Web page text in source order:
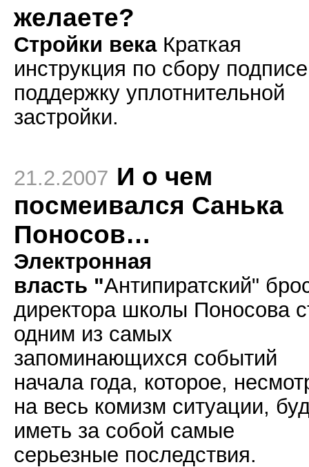
желаете?
Стройки векаКраткая
инструкция по сбору
поддержку уплотнительной
застройки.
21.2.2007 И о чем
посмеивался Санька
Поносов…
Электронная
власть "Антипиратский"
директора школы Поносова
одним из самых
запоминающихся событий
начала года, которое,
на весь комизм ситуации,
иметь за собой самые
серьезные последствия.